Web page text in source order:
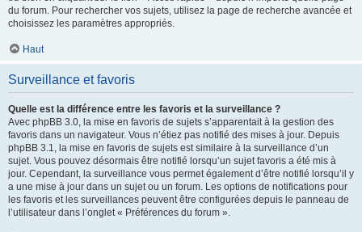
du forum. Pour rechercher vos sujets, utilisez la page de recherche avancée et
choisissez les paramètres appropriés.
Haut
Surveillance et favoris
Quelle est la différence entre les favoris et la surveillance ?
Avec phpBB 3.0, la mise en favoris de sujets s’apparentait à la gestion des
favoris dans un navigateur. Vous n’étiez pas notifié des mises à jour. Depuis
phpBB 3.1, la mise en favoris de sujets est similaire à la surveillance d’un
sujet. Vous pouvez désormais être notifié lorsqu’un sujet favoris a été mis à
jour. Cependant, la surveillance vous permet également d’être notifié lorsqu’il y
a une mise à jour dans un sujet ou un forum. Les options de notifications pour
les favoris et les surveillances peuvent être configurées depuis le panneau de
l’utilisateur dans l’onglet « Préférences du forum ».